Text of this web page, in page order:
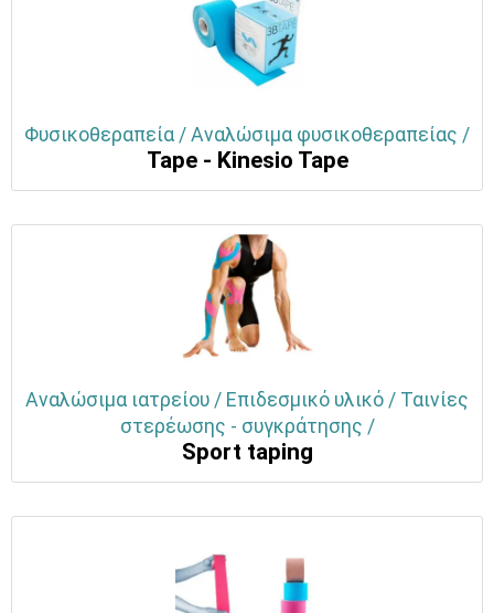
Φυσικοθεραπεία / Αναλώσιμα φυσικοθεραπείας /
Tape - Kinesio Tape
Αναλώσιμα ιατρείου / Επιδεσμικό υλικό / Ταινίες
στερέωσης - συγκράτησης /
Sport taping